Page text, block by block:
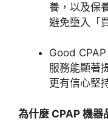
養，以及保
避免墮入「
Good
服務能顯著
更有信心堅
為什麼 CPAP 機器